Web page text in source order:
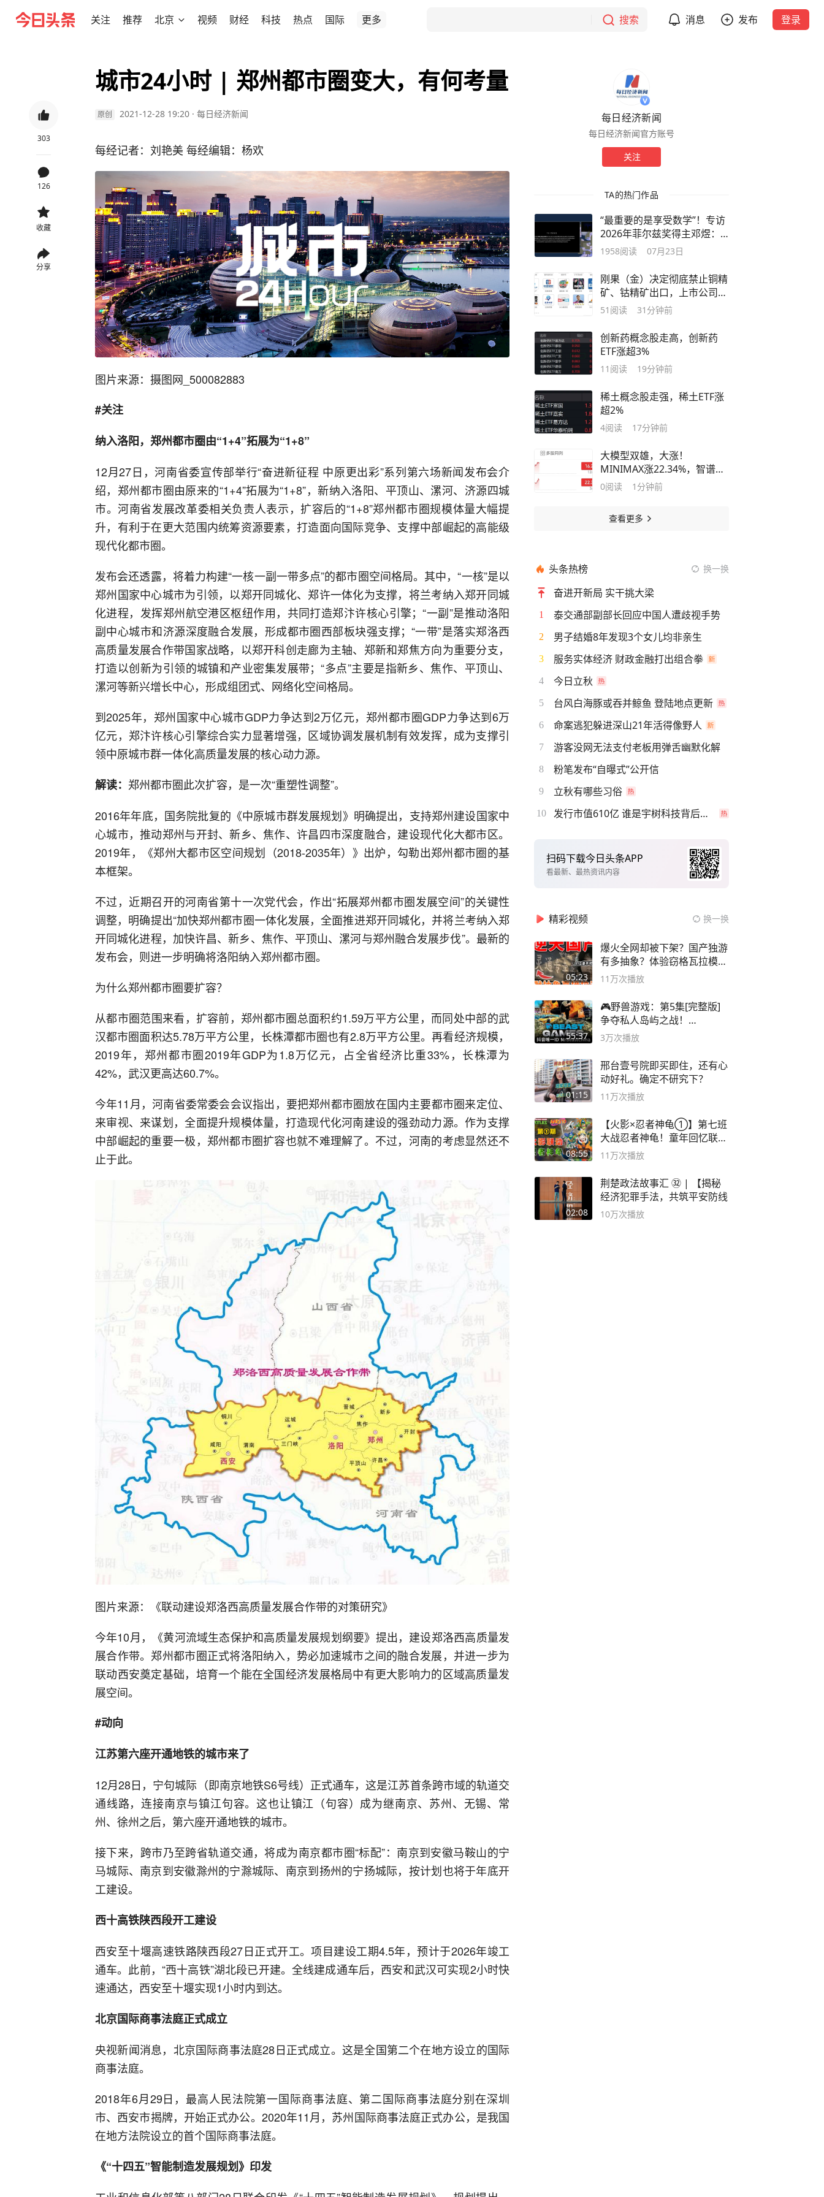
关注 推荐 北京 视频 财经 科技 热点 国际 更多 搜索 消息 发布 登录
303
126
收藏
分享
城市24小时 | 郑州都市圈变大，有何考量
原创 2021-12-28 19:20 · 每日经济新闻
每经记者：刘艳美 每经编辑：杨欢
图片来源：摄图网_500082883
#关注
纳入洛阳，郑州都市圈由“1+4”拓展为“1+8”
12月27日，河南省委宣传部举行“奋进新征程 中原更出彩”系列第六场新闻发布会介
绍，郑州都市圈由原来的“1+4”拓展为“1+8”，新纳入洛阳、平顶山、漯河、济源四城
市。河南省发展改革委相关负责人表示，扩容后的“1+8”郑州都市圈规模体量大幅提
升，有利于在更大范围内统筹资源要素，打造面向国际竞争、支撑中部崛起的高能级
现代化都市圈。
发布会还透露，将着力构建“一核一副一带多点”的都市圈空间格局。其中，“一核”是以
郑州国家中心城市为引领，以郑开同城化、郑许一体化为支撑，将兰考纳入郑开同城
化进程，发挥郑州航空港区枢纽作用，共同打造郑汴许核心引擎；“一副”是推动洛阳
副中心城市和济源深度融合发展，形成都市圈西部板块强支撑；“一带”是落实郑洛西
高质量发展合作带国家战略，以郑开科创走廊为主轴、郑新和郑焦方向为重要分支，
打造以创新为引领的城镇和产业密集发展带；“多点”主要是指新乡、焦作、平顶山、
漯河等新兴增长中心，形成组团式、网络化空间格局。
到2025年，郑州国家中心城市GDP力争达到2万亿元，郑州都市圈GDP力争达到6万
亿元，郑汴许核心引擎综合实力显著增强，区域协调发展机制有效发挥，成为支撑引
领中原城市群一体化高质量发展的核心动力源。
解读： 郑州都市圈此次扩容，是一次“重塑性调整”。
2016年年底，国务院批复的《中原城市群发展规划》明确提出，支持郑州建设国家中
心城市，推动郑州与开封、新乡、焦作、许昌四市深度融合，建设现代化大都市区。
2019年，《郑州大都市区空间规划（2018-2035年）》出炉，勾勒出郑州都市圈的基
本框架。
不过，近期召开的河南省第十一次党代会，作出“拓展郑州都市圈发展空间”的关键性
调整，明确提出“加快郑州都市圈一体化发展，全面推进郑开同城化，并将兰考纳入郑
开同城化进程，加快许昌、新乡、焦作、平顶山、漯河与郑州融合发展步伐”。最新的
发布会，则进一步明确将洛阳纳入郑州都市圈。
为什么郑州都市圈要扩容？
从都市圈范围来看，扩容前，郑州都市圈总面积约1.59万平方公里，而同处中部的武
汉都市圈面积达5.78万平方公里，长株潭都市圈也有2.8万平方公里。再看经济规模，
2019年，郑州都市圈2019年GDP为1.8万亿元，占全省经济比重33%，长株潭为
42%，武汉更高达60.7%。
今年11月，河南省委常委会会议指出，要把郑州都市圈放在国内主要都市圈来定位、
来审视、来谋划，全面提升规模体量，打造现代化河南建设的强劲动力源。作为支撑
中部崛起的重要一极，郑州都市圈扩容也就不难理解了。不过，河南的考虑显然还不
止于此。
图片来源：《联动建设郑洛西高质量发展合作带的对策研究》
今年10月，《黄河流域生态保护和高质量发展规划纲要》提出，建设郑洛西高质量发
展合作带。郑州都市圈正式将洛阳纳入，势必加速城市之间的融合发展，并进一步为
联动西安奠定基础，培育一个能在全国经济发展格局中有更大影响力的区域高质量发
展空间。
#动向
江苏第六座开通地铁的城市来了
12月28日，宁句城际（即南京地铁S6号线）正式通车，这是江苏首条跨市域的轨道交
通线路，连接南京与镇江句容。这也让镇江（句容）成为继南京、苏州、无锡、常
州、徐州之后，第六座开通地铁的城市。
接下来，跨市乃至跨省轨道交通，将成为南京都市圈“标配”：南京到安徽马鞍山的宁
马城际、南京到安徽滁州的宁滁城际、南京到扬州的宁扬城际，按计划也将于年底开
工建设。
西十高铁陕西段开工建设
西安至十堰高速铁路陕西段27日正式开工。项目建设工期4.5年，预计于2026年竣工
通车。此前，“西十高铁”湖北段已开建。全线建成通车后，西安和武汉可实现2小时快
速通达，西安至十堰实现1小时内到达。
北京国际商事法庭正式成立
央视新闻消息，北京国际商事法庭28日正式成立。这是全国第二个在地方设立的国际
商事法庭。
2018年6月29日，最高人民法院第一国际商事法庭、第二国际商事法庭分别在深圳
市、西安市揭牌，开始正式办公。2020年11月，苏州国际商事法庭正式办公，是我国
在地方法院设立的首个国际商事法庭。
《“十四五”智能制造发展规划》印发
每日经济新闻
每日经济新闻官方账号
关注
TA的热门作品
“最重要的是享受数学”！专访
2026年菲尔兹奖得主邓煜：
中国数学家“出圈”，是厚积薄
1958阅读 07月23日
刚果（金）决定彻底禁止铜精
矿、钴精矿出口，上市公司回
应
51 阅读 31分钟前
创新药概念股走高，创新药
ETF涨超3%
11 阅读 19分钟前
稀土概念股走强，稀土ETF涨
超2%
4阅读 17分钟前
大模型双雄，大涨！
MINIMAX涨22.34%，智谱涨
16.28%
0阅读 1分钟前
查看更多
头条热榜 换一换
奋进开新局 实干挑大梁
1 泰交通部副部长回应中国人遭歧视手势
2 男子结婚8年发现3个女儿均非亲生
3 服务实体经济 财政金融打出组合拳
4 今日立秋
5 台风白海豚或吞并鲸鱼 登陆地点更新
6 命案逃犯躲进深山21年活得像野人
7 游客没网无法支付老板用弹舌幽默化解
8 粉笔发布“自曝式”公开信
9 立秋有哪些习俗
10 发行市值610亿 谁是宇树科技背后赢家
扫码下载今日头条APP
看最新、最热资讯内容
精彩视频 换一换
05:23
爆火全网却被下架？国产独游
有多抽象？体验窃格瓦拉模拟
器！
11万次播放
55:37
🎮野兽游戏：第5集[完整版]
争夺私人岛屿之战！
#MrBeastChina
3万次播放
01:15
邢台壹号院即买即住，还有心
动好礼。确定不研究下？
11万次播放
08:55
【火影×忍者神龟①】第七班
大战忍者神龟！童年回忆联动
论武？
11万次播放
02:08
荆楚政法故事汇 ㉜ | 【揭秘
经济犯罪手法，共筑平安防线
10万次播放